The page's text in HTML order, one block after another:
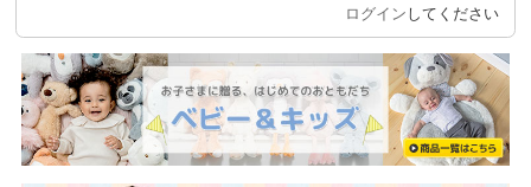
ログイン してください